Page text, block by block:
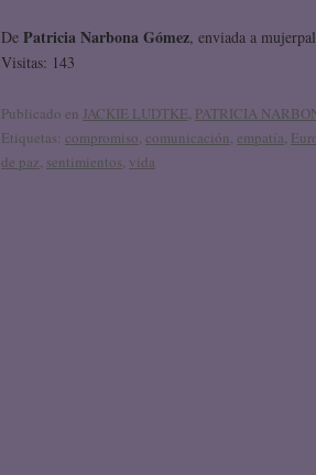
De Patricia Narbona Gómez, enviada a
Visitas: 143
Publicado en JACKIE LUDTKE, PATRICIA
Etiquetas: compromiso, comunicación, empatía,
de paz, sentimientos, vida